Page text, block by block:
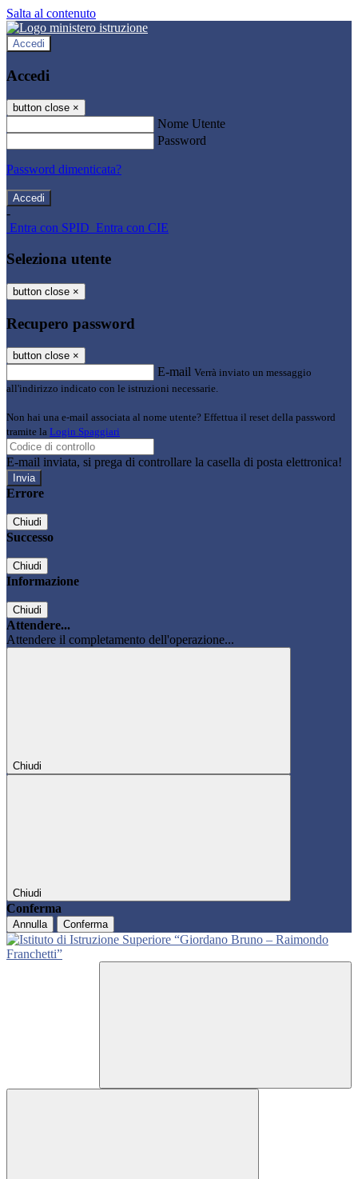
Salta al contenuto
Accedi
Accedi
button close ×
Nome Utente
Password
Password dimenticata?
-
Entra con SPID Entra con CIE
Seleziona utente
button close ×
Recupero password
button close ×
E-mail Verrà inviato un messaggio
all'indirizzo indicato con le istruzioni necessarie.
Non hai una e-mail associata al nome utente? Effettua il reset della password
tramite la Login Spaggiari
E-mail inviata, si prega di controllare la casella di posta elettronica!
Errore
Chiudi
Successo
Chiudi
Informazione
Chiudi
Attendere...
Attendere il completamento dell'operazione...
Chiudi
Chiudi
Conferma
Annulla Conferma